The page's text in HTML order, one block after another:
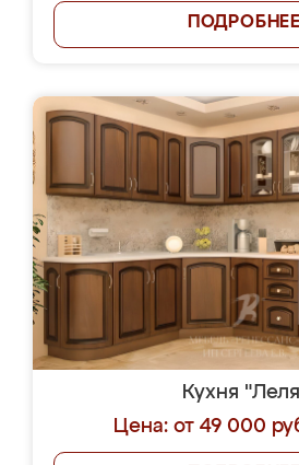
ПОДРОБНЕЕ
Кухня
Цена: от 49 000